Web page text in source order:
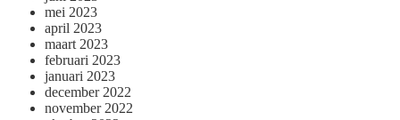
mei 2023
april 2023
maart 2023
februari 2023
januari 2023
december 2022
november 2022